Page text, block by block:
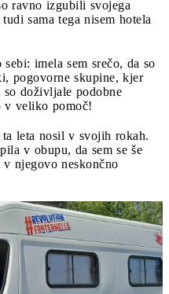
ravno izgubili svojega
sama tega nisem hotela
imela sem srečo, da so
pogovorne skupine, kjer
doživljale podobne
v veliko pomoč!
leta nosil v svojih rokah.
v obupu, da sem se še
njegovo neskončno